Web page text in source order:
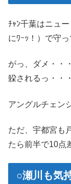
ﾁｬﾝ千葉はニュ
にﾜｰｯ！）で守っ
がっ、ダメ・・
躱されるっ・・
アングルチェン
ただ、宇都宮も
たら前半で10点
○瀬川も気